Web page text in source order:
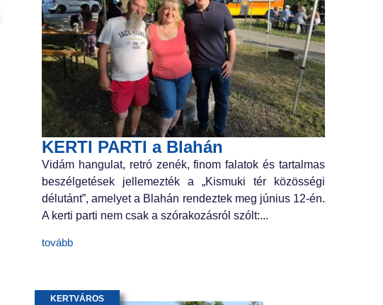
KERTI PARTI a Blahán
Vidám hangulat, retró zenék, finom falatok és tartalmas
beszélgetések jellemezték a „Kismuki tér közösségi
délutánt”, amelyet a Blahán rendeztek meg június 12-én.
A kerti parti nem csak a szórakozásról szólt:...
tovább
KERTVÁROS